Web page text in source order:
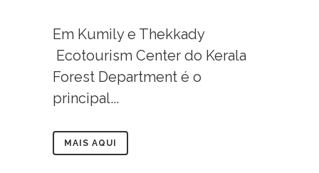
Em Kumily e Thekkady
Ecotourism Center do Kerala
Forest Department é o
principal...
MAIS AQUI